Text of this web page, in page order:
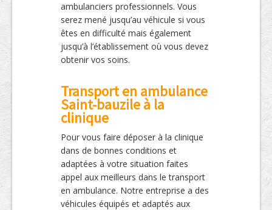
ambulanciers professionnels. Vous
serez mené jusqu’au véhicule si vous
êtes en difficulté mais également
jusqu’à l’établissement où vous devez
obtenir vos soins.
Transport en ambulance
Saint-bauzile à la
clinique
Pour vous faire déposer à la clinique
dans de bonnes conditions et
adaptées à votre situation faites
appel aux meilleurs dans le transport
en ambulance. Notre entreprise a des
véhicules équipés et adaptés aux